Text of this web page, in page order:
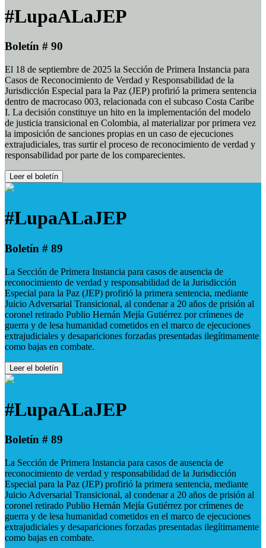
#LupaALaJEP
Boletín # 90
El 18 de septiembre de 2025 la Sección de Primera Instancia para
Casos de Reconocimiento de Verdad y Responsabilidad de la
Jurisdicción Especial para la Paz (JEP) profirió la primera sentencia
dentro de macrocaso 003, relacionada con el subcaso Costa Caribe
I. La decisión constituye un hito en la implementación del modelo
de justicia transicional en Colombia, al materializar por primera vez
la imposición de sanciones propias en un caso de ejecuciones
extrajudiciales, tras surtir el proceso de reconocimiento de verdad y
responsabilidad por parte de los comparecientes.
Leer el boletín
#LupaALaJEP
Boletín # 89
La Sección de Primera Instancia para casos de ausencia de
reconocimiento de verdad y responsabilidad de la Jurisdicción
Especial para la Paz (JEP) profirió la primera sentencia, mediante
Juicio Adversarial Transicional, al condenar a 20 años de prisión al
coronel retirado Publio Hernán Mejía Gutiérrez por crímenes de
guerra y de lesa humanidad cometidos en el marco de ejecuciones
extrajudiciales y desapariciones forzadas presentadas ilegítimamente
como bajas en combate.
Leer el boletín
#LupaALaJEP
Boletín # 89
La Sección de Primera Instancia para casos de ausencia de
reconocimiento de verdad y responsabilidad de la Jurisdicción
Especial para la Paz (JEP) profirió la primera sentencia, mediante
Juicio Adversarial Transicional, al condenar a 20 años de prisión al
coronel retirado Publio Hernán Mejía Gutiérrez por crímenes de
guerra y de lesa humanidad cometidos en el marco de ejecuciones
extrajudiciales y desapariciones forzadas presentadas ilegítimamente
como bajas en combate.